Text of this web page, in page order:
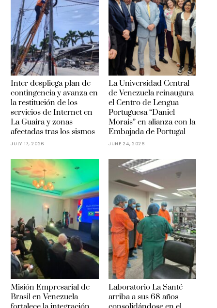
Inter despliega plan de
contingencia y avanza en
la restitución de los
servicios de Internet en
La Guaira y zonas
afectadas tras los sismos
JULY 17, 2026
La Universidad Central
de Venezuela reinaugura
el Centro de Lengua
Portuguesa “Daniel
Morais” en alianza con la
Embajada de Portugal
JUNE 24, 2026
Misión Empresarial de
Brasil en Venezuela
Laboratorio La Santé
arriba a sus 68 años